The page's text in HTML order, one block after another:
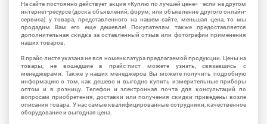
На сайте постоянно действует акция «Куплю по лучшей цене» - если на другом
интернет-ресурсе (доска объявлений, форум, или объявление другого онлайн-
сервиса) у товара, представленного на нашем сайте, меньшая цена, то мы
продадим Вам его еще дешевле! Покупателям также предоставляется
дополнительная скидка за оставленный отзыв или фотографии применения
наших товаров.
В прайс-листе указана не вся номенклатура предлагаемой продукции. Цены на
товары, не вошедшие в прайс-лист можете узнать, связавшись с
менеджерами. Также у наших менеджеров Вы можете получить подробную
информацию о том, как дешево и выгодно купить измерительные приборы
оптом и в розницу. Телефон и электронная почта для консультаций по
вопросам приобретения, доставки или получения скидки приведены возле
описания товара. У нас самые квалифицированные сотрудники, качественное
оборудование и выгодная цена.